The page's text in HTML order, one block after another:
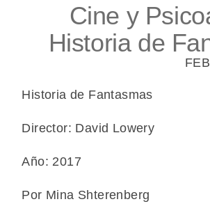
Cine y
Historia de
Historia de Fantasmas
Director: David Lowery
Año: 2017
Por Mina Shterenberg